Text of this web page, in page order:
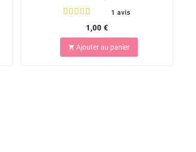
1 avis
1,00 €
 Ajouter au panier